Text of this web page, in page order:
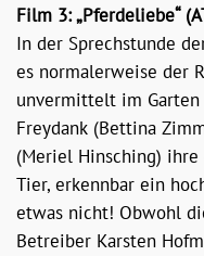
Film 3: „Pferdeliebe“
In der Sprechstunde
es normalerweise der
unvermittelt im Garten
Freydank (Bettina
(Meriel Hinsching)
Tier, erkennbar ein
etwas nicht! Obwohl
Betreiber Karsten